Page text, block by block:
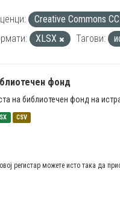
Creative Commons
XLSX Тагови:
фонд
на библиотечен фонд на
CSV
регистар можете исто така да